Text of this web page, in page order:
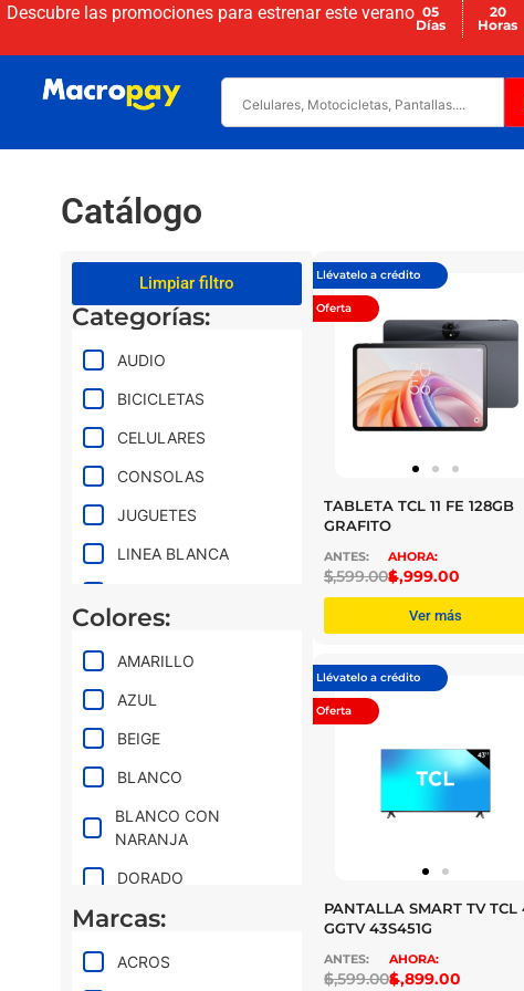
Descubre las promociones para estrenar este verano 05
Días
20
Horas
Catálogo
Limpiar filtro
Categorías:
AUDIO
BICICLETAS
CELULARES
CONSOLAS
JUGUETES
LINEA BLANCA
MUNDIAL 2026
PANTALLAS
PROMOS DE
VERANO
SMARTWATCHES
TABLETAS
Colores:
AMARILLO
AZUL
BEIGE
BLANCO
BLANCO CON
NARANJA
DORADO
GRIS
LAVANDA
Marcas:
ACROS
Llévatelo a crédito
Oferta
TABLETA TCL 11 FE 128GB
GRAFITO
$
5,599.00$
4,999.00
Ver más
Llévatelo a crédito
Oferta
PANTALLA SMART TV TCL
GGTV 43S451G
$
6,599.00$
4,899.00